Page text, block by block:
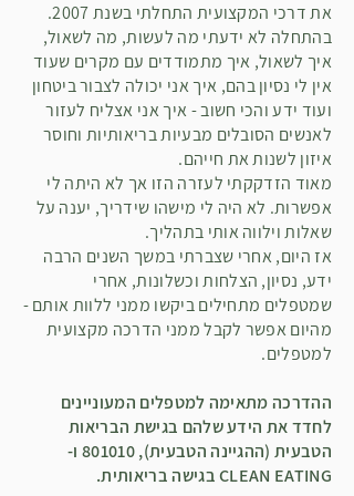
את דרכי המקצועית התחלתי בשנת 2007.
בהתחלה לא ידעתי מה לעשות, מה לשאול,
איך לשאול, איך מתמודדים עם מקרים שעוד
אין לי נסיון בהם, איך אני יכולה לצבור ביטחון
ועוד ידע והכי חשוב - איך אני אצליח לעזור
לאנשים הסובלים מבעיות בריאותיות וחוסר
איזון לשנות את חייהם.
מאוד הזדקקתי לעזרה הזו אך לא היתה לי
אפשרות. לא היה לי מישהו שידריך, יענה על
שאלות וילווה אותי בתהליך.
אז היום, אחרי שצברתי במשך השנים הרבה
ידע, נסיון, הצלחות וכשלונות, אחרי
שמטפלים מתחילים ביקשו ממני ללוות אותם -
מהיום אפשר לקבל ממני הדרכה מקצועית
למטפלים.
ההדרכה מתאימה למטפלים המעוניינים
לחדד את הידע שלהם בגישת הבריאות
הטבעית (ההגיינה הטבעית), 801010 ו-
CLEAN EATING בגישה בריאותית.